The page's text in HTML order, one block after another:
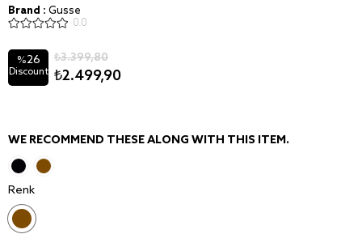
Brand : Gusse
0.0
%26
Discount
₺3.399,80
₺2.499,90
WE RECOMMEND THESE ALONG WITH THIS ITEM.
Renk